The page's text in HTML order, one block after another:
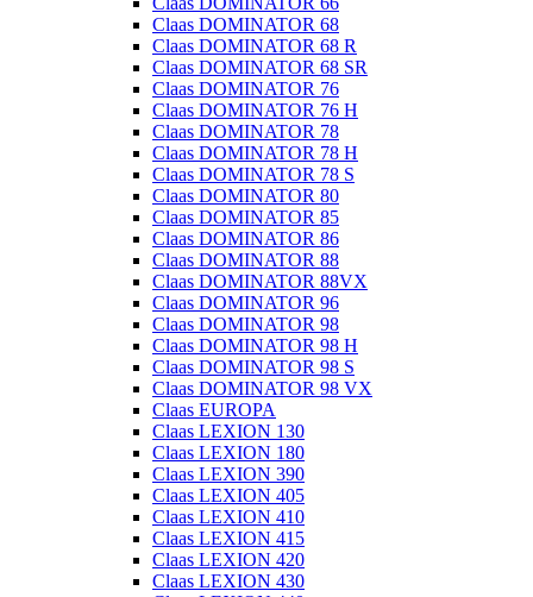
Claas DOMINATOR 68
Claas DOMINATOR 68 R
Claas DOMINATOR 68 SR
Claas DOMINATOR 76
Claas DOMINATOR 76 H
Claas DOMINATOR 78
Claas DOMINATOR 78 H
Claas DOMINATOR 78 S
Claas DOMINATOR 80
Claas DOMINATOR 85
Claas DOMINATOR 86
Claas DOMINATOR 88
Claas DOMINATOR 88VX
Claas DOMINATOR 96
Claas DOMINATOR 98
Claas DOMINATOR 98 H
Claas DOMINATOR 98 S
Claas DOMINATOR 98 VX
Claas EUROPA
Claas LEXION 130
Claas LEXION 180
Claas LEXION 390
Claas LEXION 405
Claas LEXION 410
Claas LEXION 415
Claas LEXION 420
Claas LEXION 430